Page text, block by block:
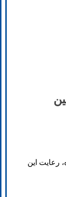
رعایت این